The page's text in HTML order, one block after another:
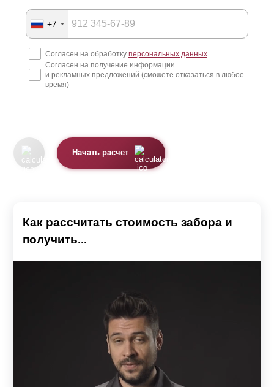
+7
Согласен на обработку персональных данных
Согласен на получение информации
и рекламных предложений (сможете отказаться в любое
время)
Начать расчет
Как рассчитать стоимость забора и
получить...